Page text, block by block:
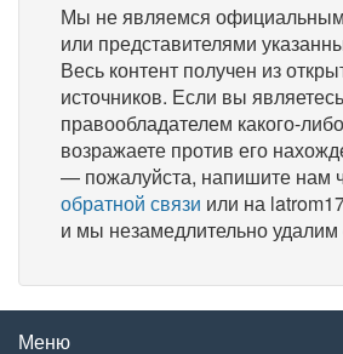
Мы не являемся
или представителями
Весь контент получен из
источников. Если вы являетесь
правообладателем какого-
возражаете против его
— пожалуйста, напишите нам
обратной связи или на
и мы незамедлительно удалим
Меню